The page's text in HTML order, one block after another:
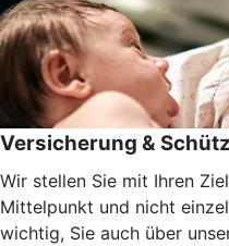
Versicherung &
Wir stellen Sie mit Ihren
Mittelpunkt und nicht
wichtig, Sie auch über